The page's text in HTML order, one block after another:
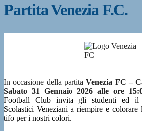
Partita Venezia F.C.
In occasione della partitaVenezia FC –
Sabato 31 Gennaio 2026 alle ore
Football Club invita gli studenti ed il
Scolastici Veneziani a riempire e
tifo per i nostri colori.